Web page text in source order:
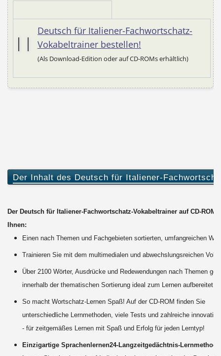
Deutsch für Italiener-Fachwortschatz-
Vokabeltrainer bestellen!
(Als Download-Edition oder auf CD-ROMs erhältlich)
Der Inhalt des Deutsch für Italiener-
Der Deutsch für Italiener-Fachwortschatz-Vokabeltrainer auf CD-ROM
Ihnen:
Einen nach Themen und Fachgebieten sortierten, umfangreichen
Trainieren Sie mit dem multimedialen und abwechslungsreichen
Über 2100 Wörter, Ausdrücke und Redewendungen nach Themen
innerhalb der thematischen Sortierung ideal zum Lernen aufbereitet.
So macht Wortschatz-Lernen Spaß! Auf der CD-ROM finden Sie
unterschiedliche Lernmethoden, viele Tests und zahlreiche
- für zeitgemäßes Lernen mit Spaß und Erfolg für jeden Lerntyp!
Einzigartige Sprachenlernen24-Langzeitgedächtnis-